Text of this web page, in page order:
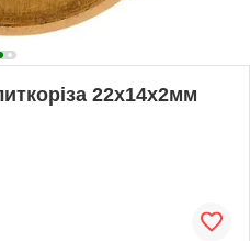
22х14х2мм